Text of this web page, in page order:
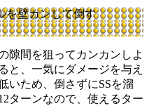
を壁カンして倒す
隙間を狙ってカンカンしよ
と、一気にダメージを与え
いため、倒さずにSSを溜
ターンなので、使えるター